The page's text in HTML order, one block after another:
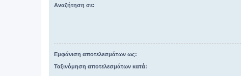
Αναζήτηση σε:
Εμφάνιση αποτελεσμάτων ως:
Ταξινόμηση αποτελεσμάτων κατά: